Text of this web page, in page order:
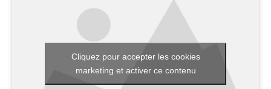
Cliquez pour accepter les cookies
marketing et activer ce contenu